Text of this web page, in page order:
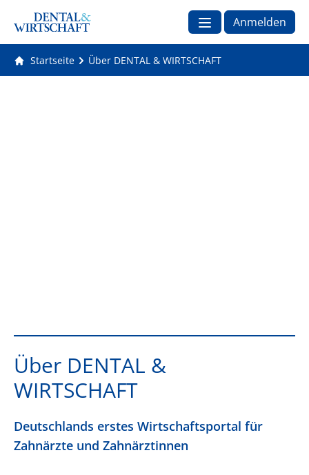
Anmelden
Startseite Über DENTAL & WIRTSCHAFT
Über DENTAL &
WIRTSCHAFT
Deutschlands erstes Wirtschaftsportal für
Zahnärzte und Zahnärztinnen